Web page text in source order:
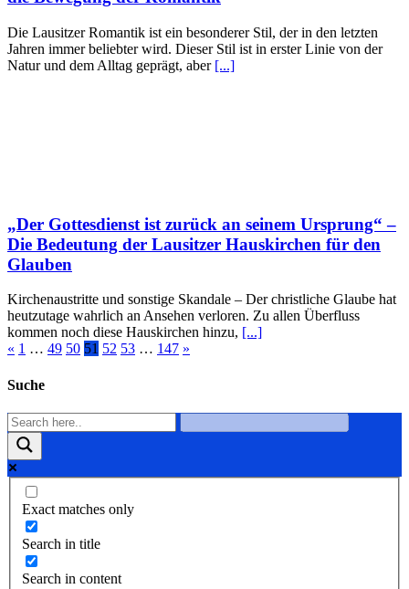
Die Lausitzer Romantik ist ein besonderer Stil, der in den letzten
Jahren immer beliebter wird. Dieser Stil ist in erster Linie von der
Natur und dem Alltag geprägt, aber [...]
„Der Gottesdienst ist zurück an seinem Ursprung“ –
Die Bedeutung der Lausitzer Hauskirchen für den
Glauben
Kirchenaustritte und sonstige Skandale – Der christliche Glaube hat
heutzutage wahrlich an Ansehen verloren. Zu allen Überfluss
kommen noch diese Hauskirchen hinzu, [...]
« 1 … 49 50 51 52 53 … 147 »
Suche
Exact matches only
Search in title
Search in content